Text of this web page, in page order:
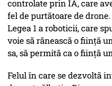
controlate prin IA, care
fel de purtătoare de
Legea 1 a roboticii, care
voie să rănească o ființă
sa, să permită ca o ființă
Felul în care se dezvoltă